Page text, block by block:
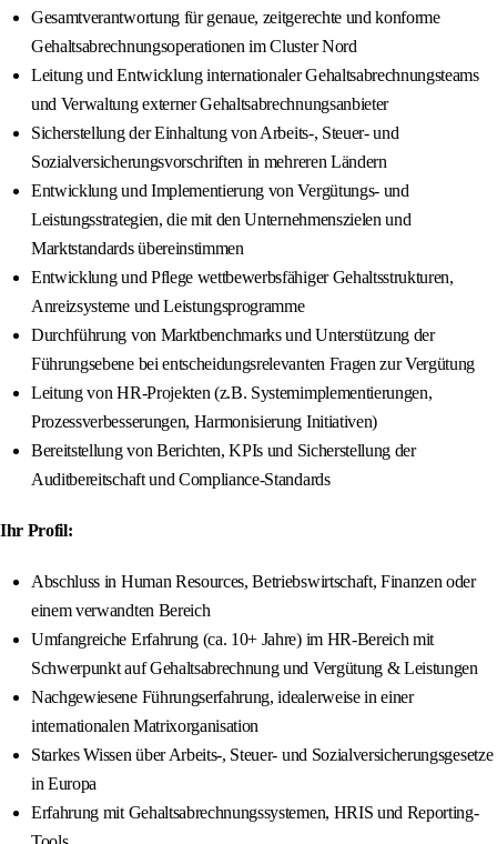
Gesamtverantwortung für genaue, zeitgerechte und konforme
Gehaltsabrechnungsoperationen im Cluster Nord
Leitung und Entwicklung internationaler Gehaltsabrechnungsteams
und Verwaltung externer Gehaltsabrechnungsanbieter
Sicherstellung der Einhaltung von Arbeits-, Steuer- und
Sozialversicherungsvorschriften in mehreren Ländern
Entwicklung und Implementierung von Vergütungs- und
Leistungsstrategien, die mit den Unternehmenszielen und
Marktstandards übereinstimmen
Entwicklung und Pflege wettbewerbsfähiger Gehaltsstrukturen,
Anreizsysteme und Leistungsprogramme
Durchführung von Marktbenchmarks und Unterstützung der
Führungsebene bei entscheidungsrelevanten Fragen zur Vergütung
Leitung von HR-Projekten (z.B. Systemimplementierungen,
Prozessverbesserungen, Harmonisierung Initiativen)
Bereitstellung von Berichten, KPIs und Sicherstellung der
Auditbereitschaft und Compliance-Standards
Ihr Profil:
Abschluss in Human Resources, Betriebswirtschaft, Finanzen oder
einem verwandten Bereich
Umfangreiche Erfahrung (ca. 10+ Jahre) im HR-Bereich mit
Schwerpunkt auf Gehaltsabrechnung und Vergütung & Leistungen
Nachgewiesene Führungserfahrung, idealerweise in einer
internationalen Matrixorganisation
Starkes Wissen über Arbeits-, Steuer- und Sozialversicherungsgesetze
in Europa
Erfahrung mit Gehaltsabrechnungssystemen, HRIS und Reporting-